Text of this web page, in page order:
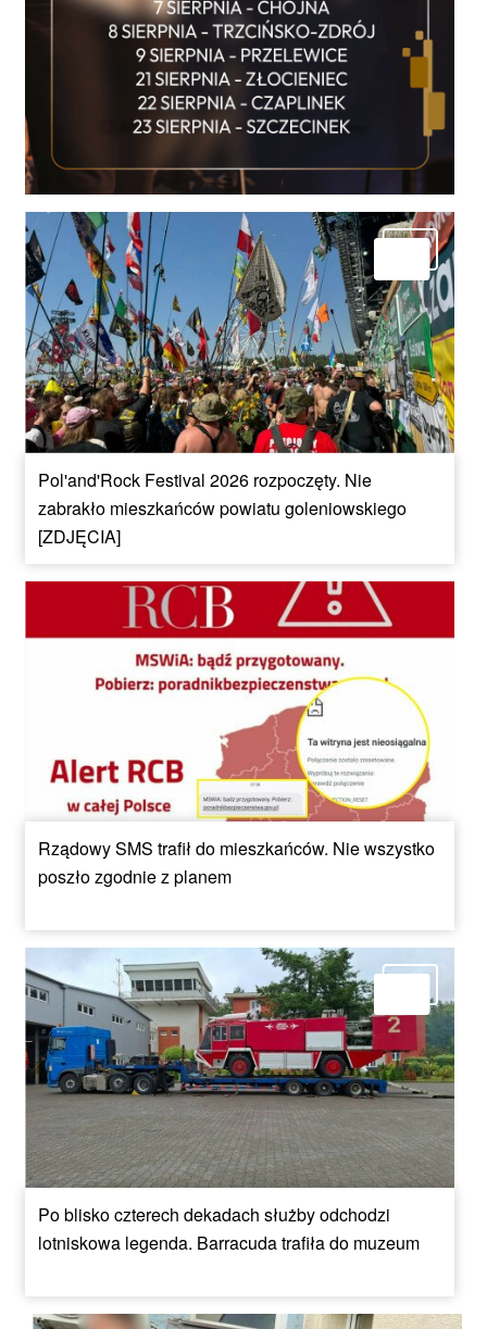
Pol'and'Rock Festival 2026 rozpoczęty. Nie
zabrakło mieszkańców powiatu goleniowskiego
[ZDJĘCIA]
Rządowy SMS trafił do mieszkańców. Nie wszystko
poszło zgodnie z planem
Po blisko czterech dekadach służby odchodzi
lotniskowa legenda. Barracuda trafiła do muzeum